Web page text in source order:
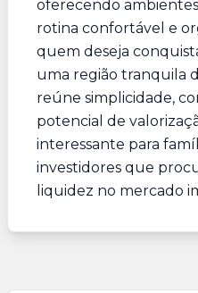
oferecendo
rotina confortável e
quem deseja
uma região tranquila
reúne simplicidade,
potencial de
interessante para
investidores que
liquidez no mercado